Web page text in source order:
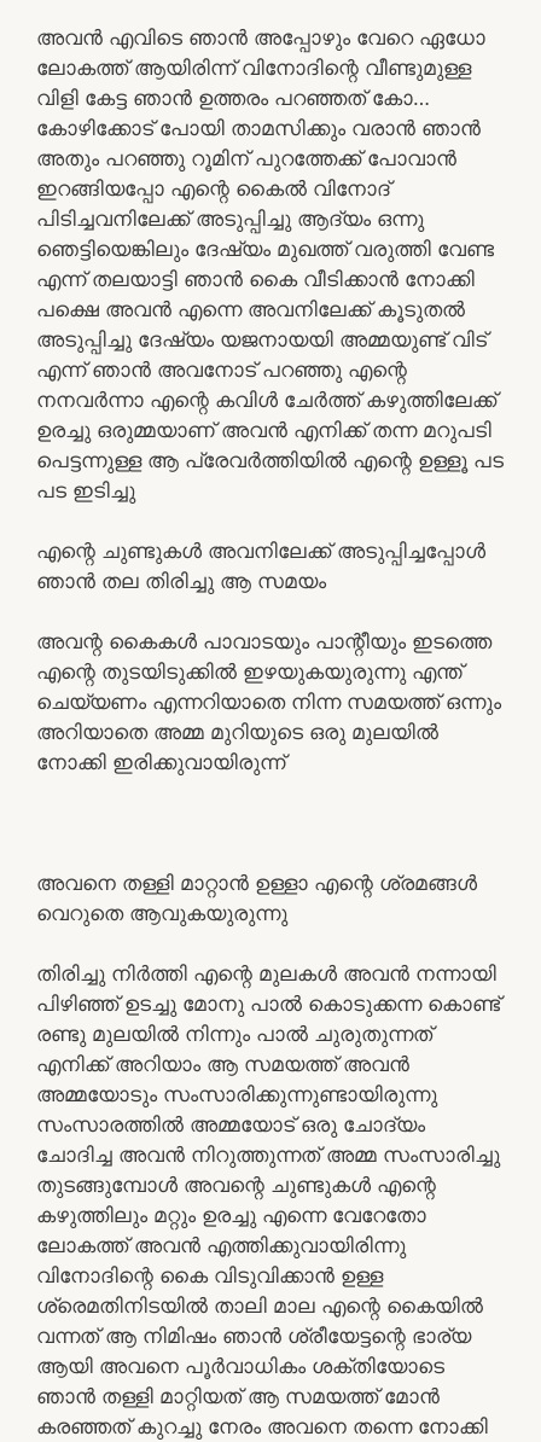
അവൻ എവിടെ ഞാൻ അപ്പോഴും വേറെ ഏധോ
ലോകത്ത് ആയിരിന്ന് വിനോദിന്റെ വീണ്ടുമുള്ള
വിളി കേട്ട ഞാൻ ഉത്തരം പറഞ്ഞത് കോ…
കോഴിക്കോട് പോയി താമസിക്കും വരാൻ ഞാൻ
അതും പറഞ്ഞു റൂമിന് പുറത്തേക്ക് പോവാൻ
ഇറങ്ങിയപ്പോ എന്റെ കൈൽ വിനോദ്
പിടിച്ചവനിലേക്ക് അടുപ്പിച്ചു ആദ്യം ഒന്നു
ഞെട്ടിയെങ്കിലും ദേഷ്യം മുഖത്ത് വരുത്തി വേണ്ട
എന്ന് തലയാട്ടി ഞാൻ കൈ വീടിക്കാൻ നോക്കി
പക്ഷെ അവൻ എന്നെ അവനിലേക്ക് കൂടുതൽ
അടുപ്പിച്ചു ദേഷ്യം യജനായയി അമ്മയുണ്ട് വിട്
എന്ന് ഞാൻ അവനോട് പറഞ്ഞു എന്റെ
നനവർന്നാ എന്റെ കവിൾ ചേർത്ത് കഴുത്തിലേക്ക്
ഉരച്ചു ഒരുമ്മയാണ് അവൻ എനിക്ക് തന്ന മറുപടി
പെട്ടന്നുള്ള ആ പ്രേവർത്തിയിൽ എന്റെ ഉള്ളൂ പട
പട ഇടിച്ചു
എന്റെ ചുണ്ടുകൾ അവനിലേക്ക് അടുപ്പിച്ചപ്പോൾ
ഞാൻ തല തിരിച്ചു ആ സമയം
അവന്റ കൈകൾ പാവാടയും പാന്റീയും ഇടത്തെ
എന്റെ തുടയിടുക്കിൽ ഇഴയുകയുരുന്നു എന്ത്
ചെയ്യണം എന്നറിയാതെ നിന്ന സമയത്ത് ഒന്നും
അറിയാതെ അമ്മ മുറിയുടെ ഒരു മുലയിൽ
നോക്കി ഇരിക്കുവായിരുന്ന്
അവനെ തള്ളി മാറ്റാൻ ഉള്ളാ എന്റെ ശ്രമങ്ങൾ
വെറുതെ ആവുകയുരുന്നു
തിരിച്ചു നിർത്തി എന്റെ മുലകൾ അവൻ നന്നായി
പിഴിഞ്ഞ് ഉടച്ചു മോനു പാൽ കൊടുക്കന്ന കൊണ്ട്
രണ്ടു മുലയിൽ നിന്നും പാൽ ചുരുതുന്നത്
എനിക്ക് അറിയാം ആ സമയത്ത് അവൻ
അമ്മയോടും സംസാരിക്കുന്നുണ്ടായിരുന്നു
സംസാരത്തിൽ അമ്മയോട് ഒരു ചോദ്യം
ചോദിച്ച അവൻ നിറുത്തുന്നത് അമ്മ സംസാരിച്ചു
തുടങ്ങുമ്പോൾ അവന്റെ ചുണ്ടുകൾ എന്റെ
കഴുത്തിലും മറ്റും ഉരച്ചു എന്നെ വേറേതോ
ലോകത്ത് അവൻ എത്തിക്കുവായിരിന്നു
വിനോദിന്റെ കൈ വിടുവിക്കാൻ ഉള്ള
ശ്രെമതിനിടയിൽ താലി മാല എന്റെ കൈയിൽ
വന്നത് ആ നിമിഷം ഞാൻ ശ്രീയേട്ടന്റെ ഭാര്യ
ആയി അവനെ പൂർവാധികം ശക്തിയോടെ
ഞാൻ തള്ളി മാറ്റിയത് ആ സമയത്ത് മോൻ
കരഞ്ഞത് കുറച്ചു നേരം അവനെ തന്നെ നോക്കി